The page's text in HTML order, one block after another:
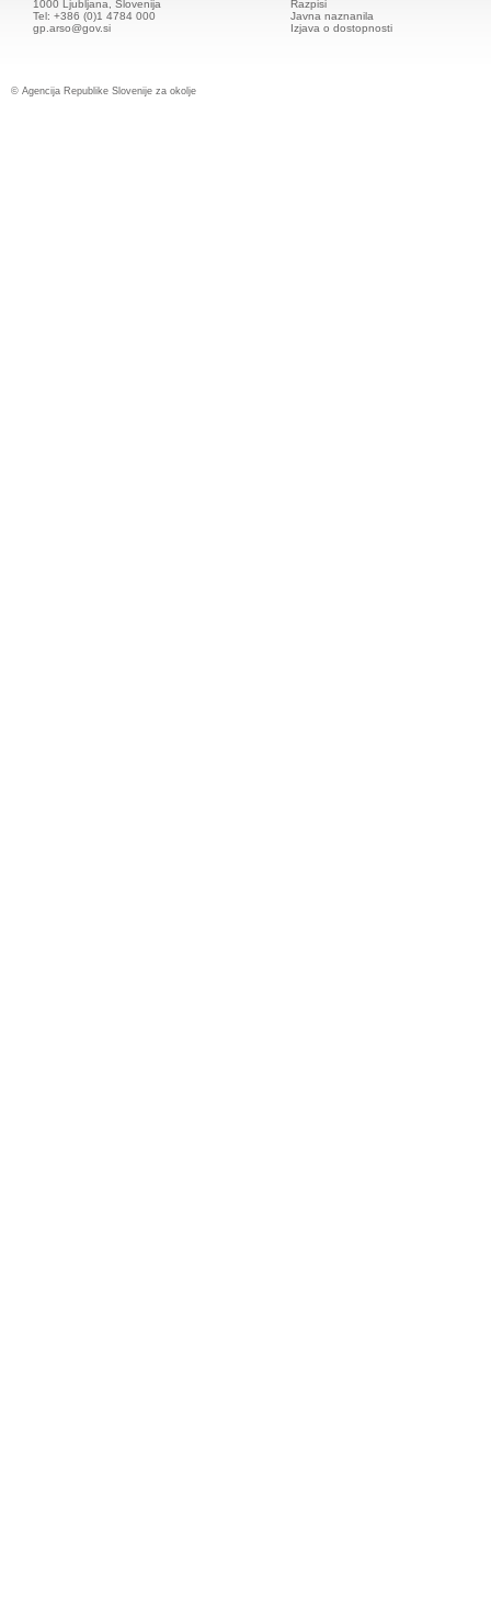
1000 Ljubljana, Slovenija
Tel: +386 (0)1 4784 000
gp.arso@gov.si
Razpisi
Javna naznanila
Izjava o dostopnosti
© Agencija Republike Slovenije za okolje